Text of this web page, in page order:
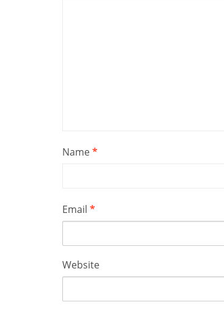
Name*
Email *
Website